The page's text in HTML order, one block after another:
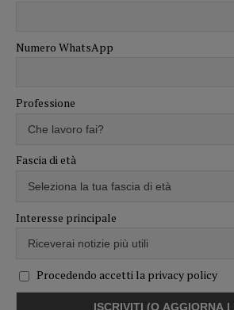
Numero WhatsApp
Professione
Fascia di età
Interesse principale
Procedendo accetti la privacy policy